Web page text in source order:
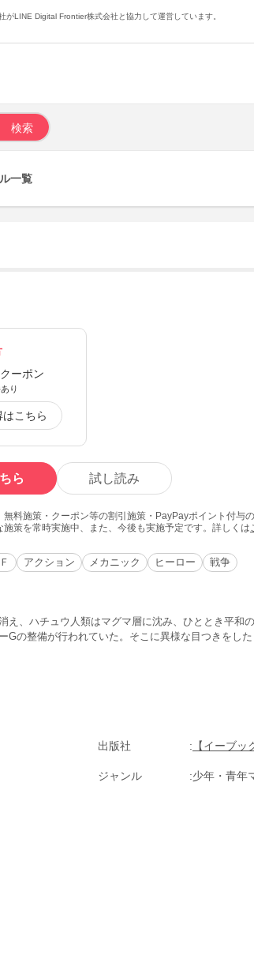
LINE Digital Frontier株式会社と協力して運営しています。
一覧
クーポン
り
こちら
ら 試し読み
料施策・クーポン等の割引施策・PayPayポイント付与
施策を常時実施中、また、今後も実施予定です。詳しくは
アクション メカニック ヒーロー 戦争
え、ハチュウ人類はマグマ層に沈み、ひととき平和
Gの整備が行われていた。そこに異様な目つきをし
、からくのところで逃げ切る。その足でゲッター博
出版社 【イーブッ
ジャンル 少年・青年